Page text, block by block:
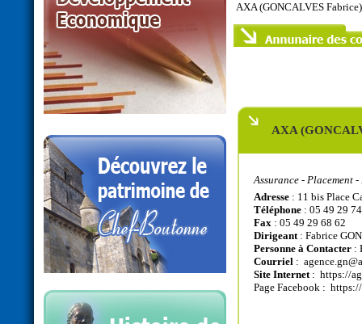
AXA (GONCALVES Fabrice)
AXA
Assurance - Placement -
Adresse : 11 bis Place
Téléphone : 05 49 29
Fax : 05 49 29 68 62
Dirigeant: Fabrice
Personne à Contacter :
Courriel :
Site Internet: https://
Page Facebook :